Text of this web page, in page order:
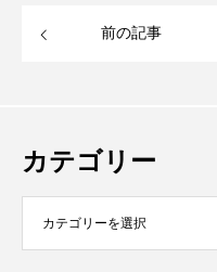
前の記事
カテゴリー